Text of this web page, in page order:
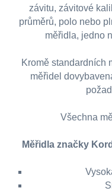
závitu, závitové
průměrů, polo nebo
měřidla, jedno
Kromě standardních
měřidel
Všechna
Měřidla značky